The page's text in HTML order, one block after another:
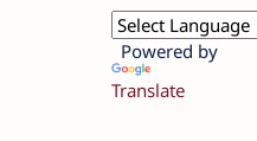
Powered by
Translate